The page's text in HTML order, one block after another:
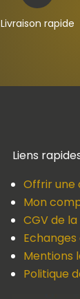
Livraison rapide
Liens
Offrir une
Mon
CGV de
Mentions
Politique